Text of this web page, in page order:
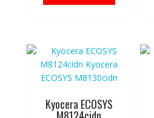
Kyocera ECOSYS